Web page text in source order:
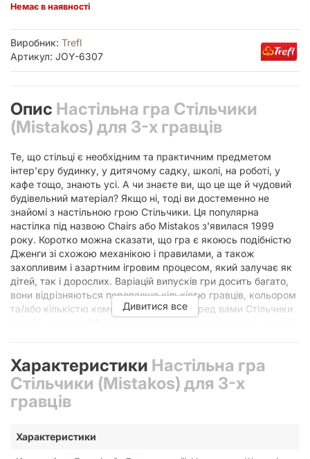
Немає в наявності
Виробник: Trefl
Артикул: JOY-6307
Опис Настільна гра Стільчики
(Mistakos) для 3-х гравців
Те, що стільці є необхідним та практичним предметом
інтер'єру будинку, у дитячому садку, школі, на роботі, у
кафе тощо, знають усі. А чи знаєте ви, що це ще й чудовий
будівельний матеріал? Якщо ні, тоді ви достеменно не
знайомі з настільною грою Стільчики. Ця популярна
настілка під назвою Chairs або Mistakos з'явилася 1999
року. Коротко можна сказати, що гра є якоюсь подібністю
Дженги зі схожою механікою і правилами, а також
захопливим і азартним ігровим процесом, який залучає як
дітей, так і дорослих. Варіацій випусків гри досить багато,
вони відрізняються переважно кількістю гравців, кольором
та/або кількістю компонентів. Зараз перед вами Стільчики
складі гри ви знайдете 8 зелених, 8 синіх та 8 червоних
стільчиків, які також відрізняються один від одного ще й
формою. Все, що потрібно буде робити під час партії, по
черзі виставляти стільці один на одного, зводячи
ви додатково можете урізноманітнити на свій розсуд. Усі
Дивитися все
Характеристики Настільна гра
Стільчики (Mistakos) для 3-х
гравців
Характеристики